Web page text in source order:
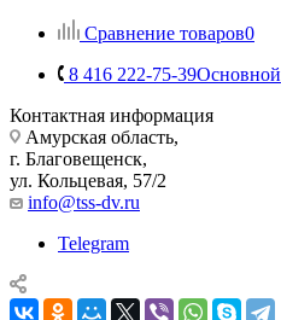
Сравнение товаров0
8 416 222-75-39Основной
Контактная информация
Амурская область,
г. Благовещенск,
ул. Кольцевая, 57/2
info@tss-dv.ru
Telegram